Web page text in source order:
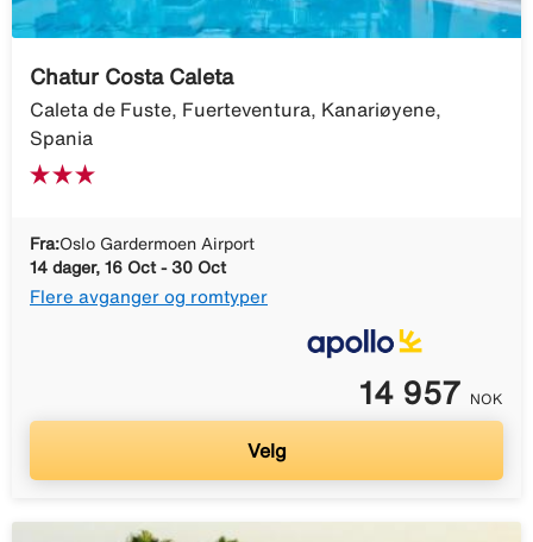
Chatur Costa Caleta
Caleta de Fuste, Fuerteventura, Kanariøyene,
Spania
Fra:Oslo Gardermoen Airport
14 dager, 16 Oct - 30 Oct
Flere avganger og romtyper
14 957 NOK
Velg